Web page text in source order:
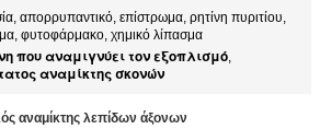
απορρυπαντικό, επίστρωμα, ρητίνη πυριτίου,
φυτοφάρμακο, χημικό λίπασμα
που αναμιγνύει τον εξοπλισμό,
αναμίκτης σκονών
αναμίκτης λεπίδων άξονων